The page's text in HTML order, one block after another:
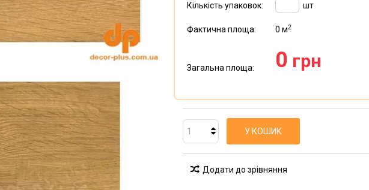
Кількість упаковок: шт
Фактична площа: 0 м2
Загальна площа: 0 грн
У КОШИК
Додати до зрівняння